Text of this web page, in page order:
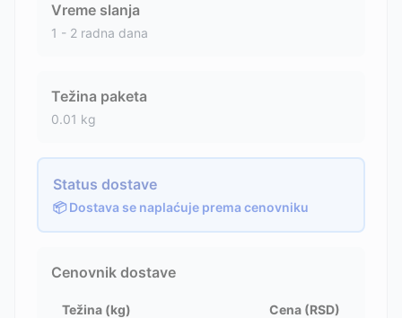
Vreme slanja
1 - 2 radna dana
Težina paketa
0.01 kg
Status dostave
📦 Dostava se naplaćuje prema cenovniku
Cenovnik dostave
Težina (kg) Cena (RSD)